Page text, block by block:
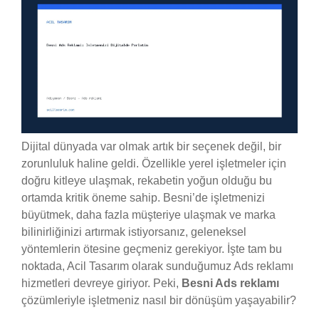
Dijital dünyada var olmak artık bir seçenek değil, bir
zorunluluk haline geldi. Özellikle yerel işletmeler için
doğru kitleye ulaşmak, rekabetin yoğun olduğu bu
ortamda kritik öneme sahip. Besni’de işletmenizi
büyütmek, daha fazla müşteriye ulaşmak ve marka
bilinirliğinizi artırmak istiyorsanız, geleneksel
yöntemlerin ötesine geçmeniz gerekiyor. İşte tam bu
noktada, Acil Tasarım olarak sunduğumuz Ads reklamı
hizmetleri devreye giriyor. Peki, Besni Ads reklamı
çözümleriyle işletmeniz nasıl bir dönüşüm yaşayabilir?